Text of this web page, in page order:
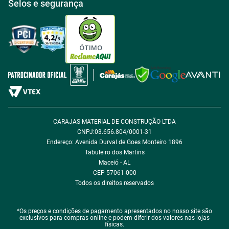
Política de Entrega
Política de Privacidade
Política de Cookie
Política de Desconto
Fale com encarregado de dados
Selos e segurança
ÓTIMO
CARAJAS MATERIAL DE CONSTRUÇÃO LTDA
CNPJ:03.656.804/0001-31
Endereço: Avenida Durval de Goes Monteiro 1896
Tabuleiro dos Martins
Maceió - AL
CEP 57061-000
Todos os direitos reservados
*Os preços e condições de pagamento apresentados no nosso site são
exclusivos para compras online e podem diferir dos valores nas lojas
físicas.